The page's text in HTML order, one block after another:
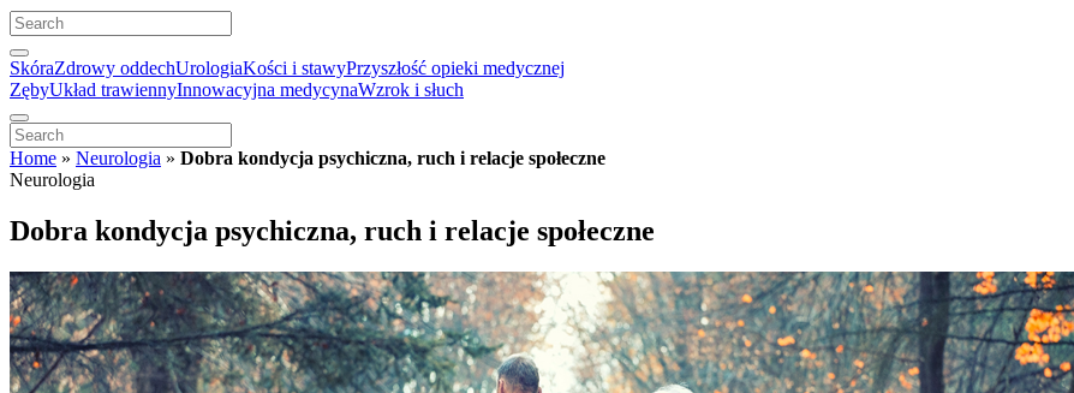
SkóraZdrowy oddechUrologiaKości i stawyPrzyszłość opieki medycznej
ZębyUkład trawiennyInnowacyjna medycynaWzrok i słuch
Home » Neurologia » Dobra kondycja psychiczna, ruch i relacje społeczne
Neurologia
Dobra kondycja psychiczna, ruch i relacje społeczne